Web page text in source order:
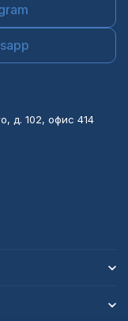
д. 102, офис 414